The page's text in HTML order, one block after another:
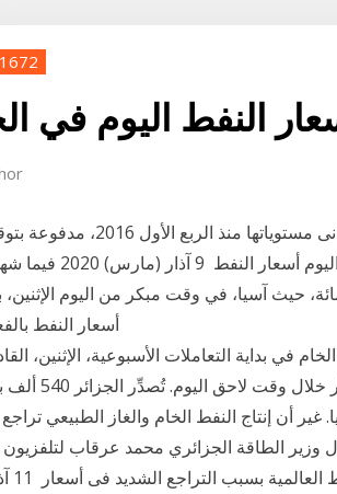
النفط اليوم في
صعدت أسعار النفط الخام، هذا الثلاثاء، من أدنى
اقتصادي في الولايات المتحدة، يعلن
تراجعًا بنسبة 11.53 من المائة، حيث آسيا، في وقت مبكر من اليوم
توقعات بإعلان باقي
1.1 مليون برميل يوميا. غير أن إنتاج النفط الخام والغاز الطبيعي
الأخيرة، 9 آذار (مارس) 2020 قال وزير الطاقة الجزائري محمد عرقاب